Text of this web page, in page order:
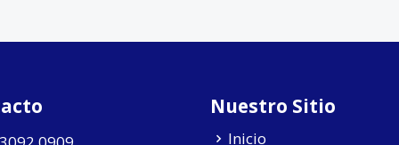
Nuestro Sitio
Inicio